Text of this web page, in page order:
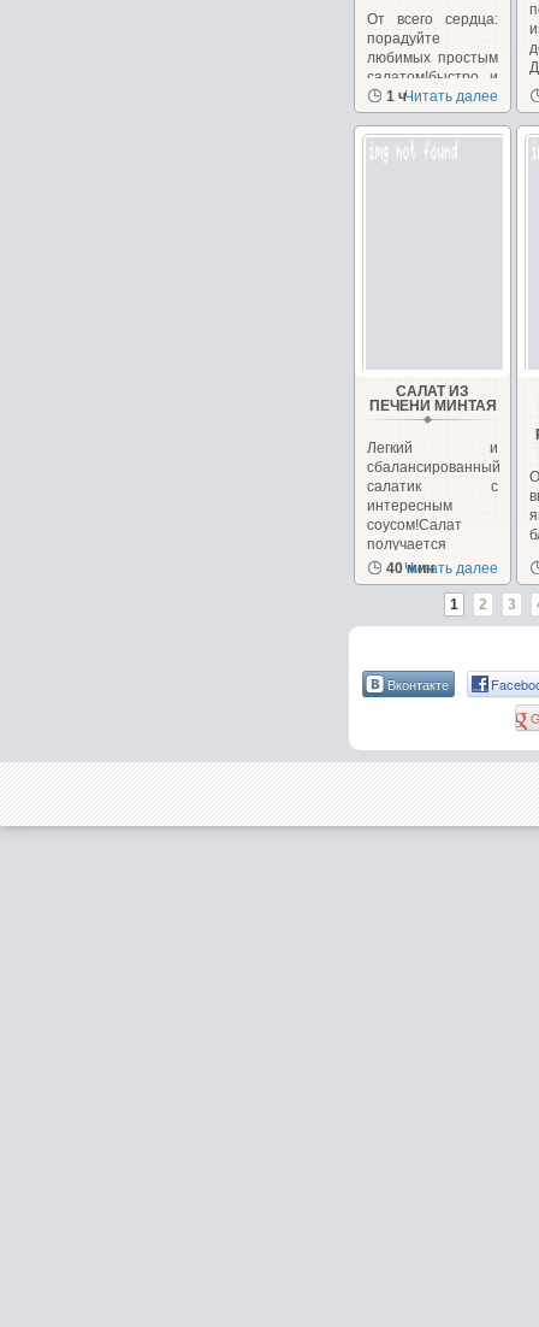
От всего сердца:
порадуйте
любимых простым
салатом!быстро и
вкусно, из
доступных...
1 чЧитать далее
САЛАТ ИЗ
ПЕЧЕНИ МИНТАЯ
Легкий и
сбалансированный
салатик с
интересным
соусом!Салат
получается
сбалансированным...
40 мин
Читать далее
1 2 3
Вконтакте